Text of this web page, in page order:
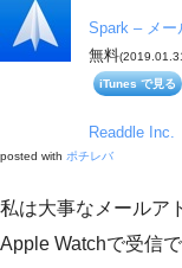
Spark – メー
無料
iTunes で見る
Readdle Inc.
posted with ポチレバ
私は大事なメールア
Apple Watchで受信